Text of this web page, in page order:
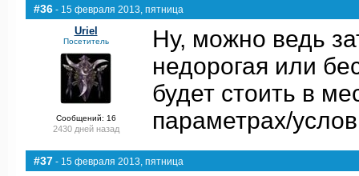
#36 - 15 февраля 2013, пятница
Uriel
Посетитель
Сообщений: 16
2430 дней назад
Ну, можно ведь
недорогая или
будет стоить в
параметрах/
#37 - 15 февраля 2013, пятница